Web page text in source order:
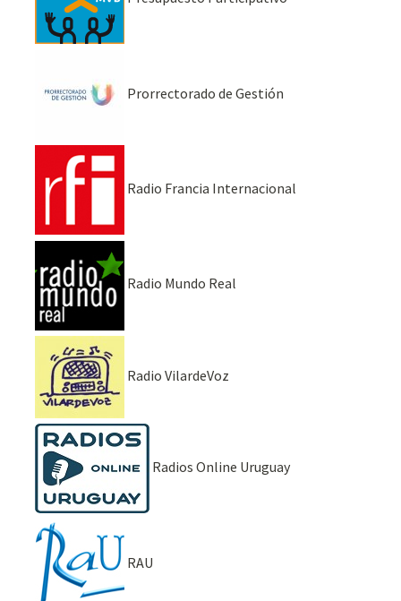
Prorrectorado de Gestión
Radio Francia Internacional
Radio Mundo Real
Radio VilardeVoz
Radios Online Uruguay
RAU